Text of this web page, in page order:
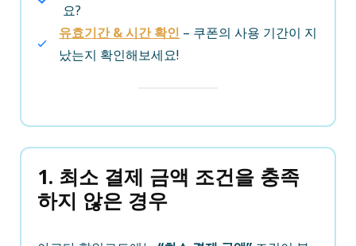
요?
유효기간 & 시간 확인 – 쿠폰의 사용 기간이 지
났는지 확인해보세요!
1. 최소 결제 금액 조건을 충족
하지 않은 경우